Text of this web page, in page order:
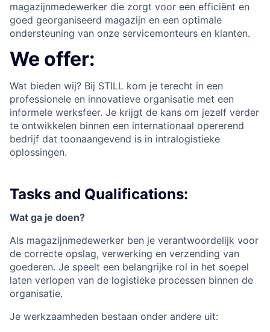
magazijnmedewerker die zorgt voor een efficiënt en
goed georganiseerd magazijn en een optimale
ondersteuning van onze servicemonteurs en klanten.
We offer:
Wat bieden wij? Bij STILL kom je terecht in een
professionele en innovatieve organisatie met een
informele werksfeer. Je krijgt de kans om jezelf verder
te ontwikkelen binnen een internationaal opererend
bedrijf dat toonaangevend is in intralogistieke
oplossingen.
Tasks and Qualifications:
Wat ga je doen?
Als magazijnmedewerker ben je verantwoordelijk voor
de correcte opslag, verwerking en verzending van
goederen. Je speelt een belangrijke rol in het soepel
laten verlopen van de logistieke processen binnen de
organisatie.
Je werkzaamheden bestaan onder andere uit: